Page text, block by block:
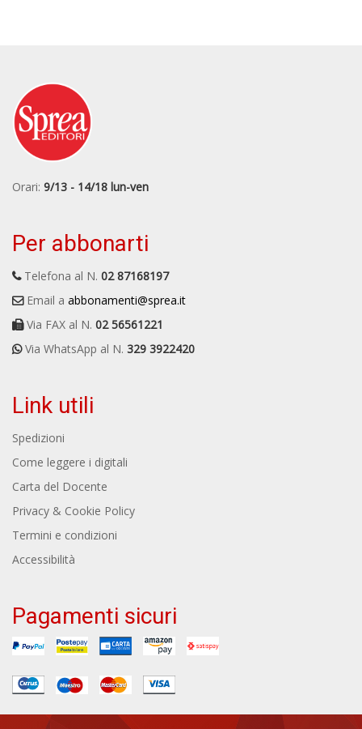
Orari: 9/13 - 14/18 lun-ven
Per abbonarti
Telefona al N. 02 87168197
Email a abbonamenti@sprea.it
Via FAX al N. 02 56561221
Via WhatsApp al N. 329 3922420
Link utili
Spedizioni
Come leggere i digitali
Carta del Docente
Privacy & Cookie Policy
Termini e condizioni
Accessibilità
Pagamenti sicuri